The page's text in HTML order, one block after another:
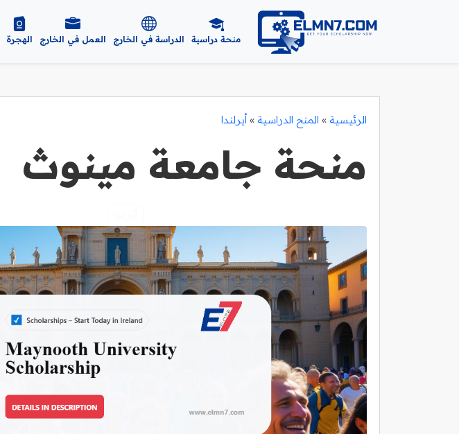
منحة دراسية الدراسة في الخارج العمل في الخارج الهجرة
الرئيسية » المنح الدراسية » أيرلندا
منحة جامعة مينوث